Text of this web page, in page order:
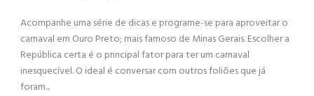
Acompanhe uma série de dicas e programe-se para aproveitar o
carnaval em Ouro Preto; mais famoso de Minas Gerais. Escolher a
República certa é o principal fator para ter um carnaval
inesquecível. O ideal é conversar com outros foliões que já
foram...